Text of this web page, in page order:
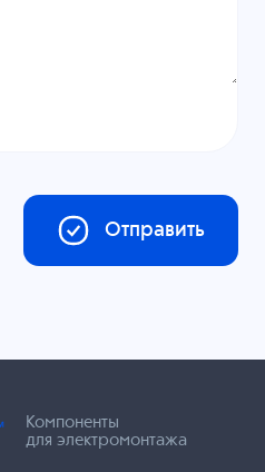
Отправить
Компоненты
для электромонтажа